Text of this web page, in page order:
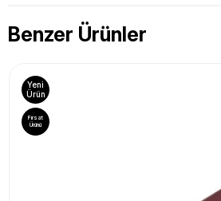
Benzer Ürünler
Yeni
Ürün
Fırsat
Ürünü